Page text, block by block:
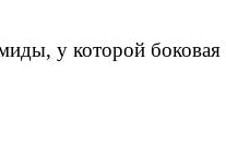
у которой